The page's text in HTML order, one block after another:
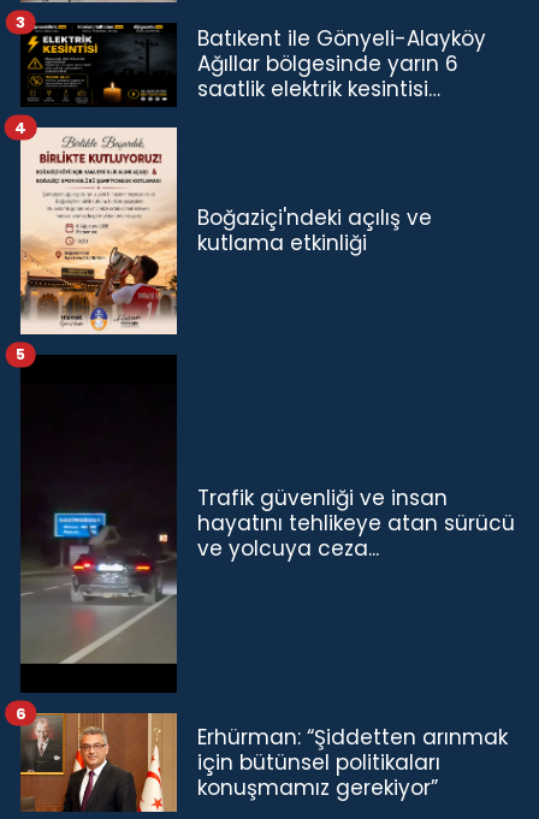
Batıkent ile Gönyeli-Alayköy
Ağıllar bölgesinde yarın 6
saatlik elektrik kesintisi…
3
Boğaziçi'ndeki açılış ve
kutlama etkinliği
4
Trafik güvenliği ve insan
hayatını tehlikeye atan sürücü
ve yolcuya ceza...
5
Erhürman: “Şiddetten arınmak
için bütünsel politikaları
konuşmamız gerekiyor”
6